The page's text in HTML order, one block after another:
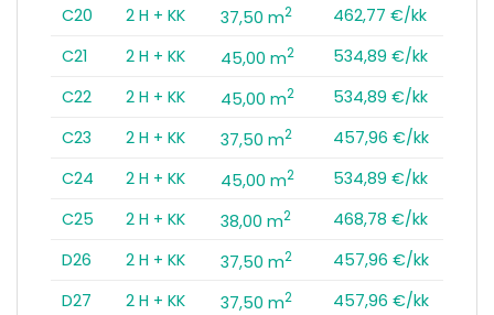
C20
2 H + KK 37,50 m2
462,77 €/kk
C21
2 H + KK 45,00 m2
534,89 €/kk
C22
2 H + KK 45,00 m2
534,89 €/kk
C23
2 H + KK 37,50 m2
457,96 €/kk
C24
2 H + KK 45,00 m2
534,89 €/kk
C25
2 H + KK 38,00 m2
468,78 €/kk
D26
2 H + KK 37,50 m2
457,96 €/kk
D27
2 H + KK 37,50 m2
457,96 €/kk